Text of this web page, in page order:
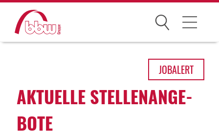
Suchen
Über uns
JOBALERT
AKTU­ELLE STEL­LEN­AN­GE­
BOTE